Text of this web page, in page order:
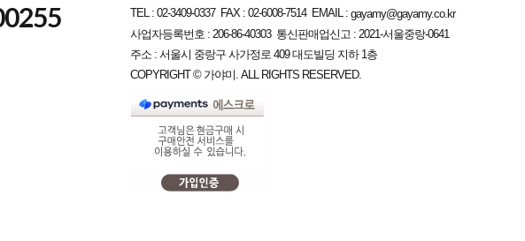
TEL : 02-3409-0337 FAX : 02-6008-7514 EMAIL :gayamy@gayamy.co.kr
사업자등록번호 : 206-86-40303 통신판매업신고 : 2021-서울중랑-0641
주소 : 서울시 중랑구 사가정로 409 대도빌딩 지하 1층
COPYRIGHT © 가야미. ALL RIGHTS RESERVED.